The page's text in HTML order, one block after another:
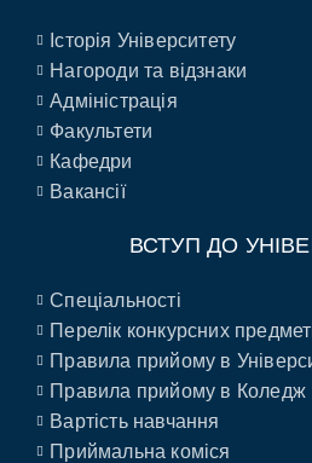
Історія Університету
Нагороди та відзнаки
Адміністрація
Факультети
Кафедри
Вакансії
ВСТУП ДО
Спеціальності
Перелік конкурсних
Правила прийому в
Правила прийому в Коледж
Вартість навчання
Приймальна коміся